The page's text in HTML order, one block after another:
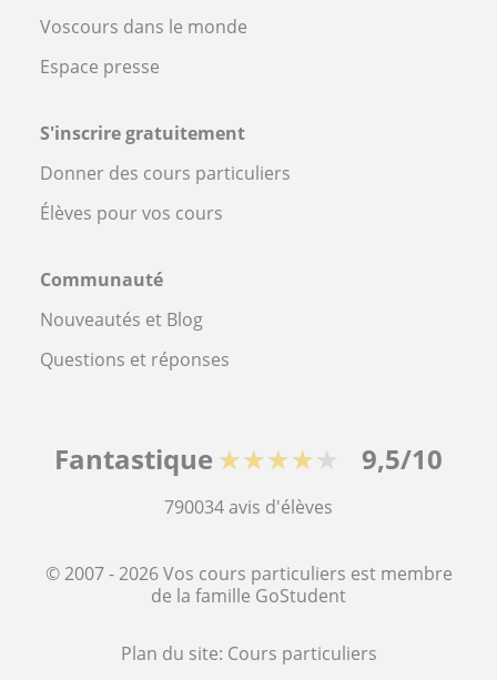
Voscours dans le monde
Espace presse
S'inscrire gratuitement
Donner des cours particuliers
Élèves pour vos cours
Communauté
Nouveautés et Blog
Questions et réponses
Fantastique ★★★★★ 9,5/10
790034avis d'élèves
© 2007 - 2026 Vos cours particuliers est membre
de la famille GoStudent
Plan du site: Cours particuliers